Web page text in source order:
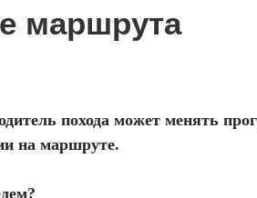
маршрута
похода может менять
на маршруте.